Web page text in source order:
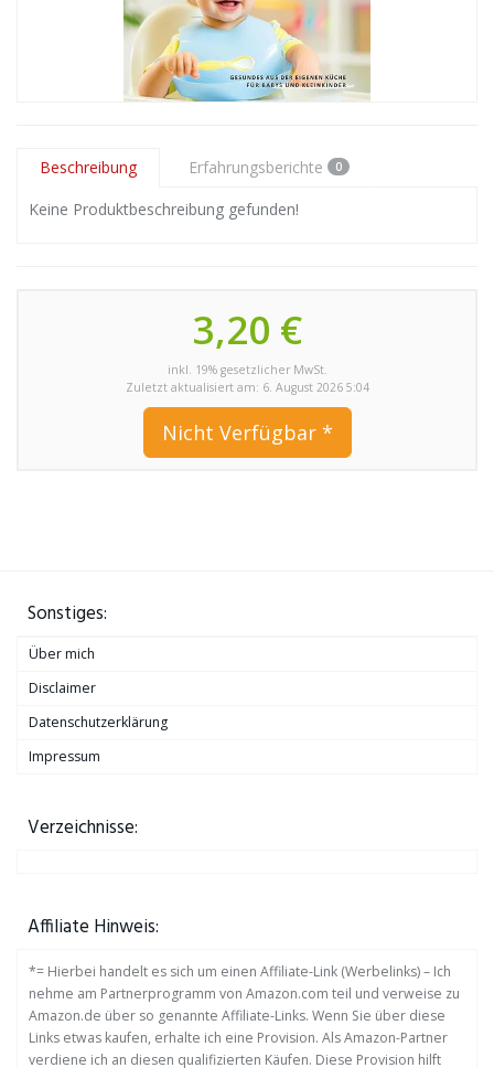
Beschreibung Erfahrungsberichte 0
Keine Produktbeschreibung gefunden!
3,20 €
inkl. 19% gesetzlicher MwSt.
Zuletzt aktualisiert am: 6. August 2026 5:04
Nicht Verfügbar *
Sonstiges:
Über mich
Disclaimer
Datenschutzerklärung
Impressum
Verzeichnisse:
Affiliate Hinweis:
*= Hierbei handelt es sich um einen Affiliate-Link (Werbelinks) – Ich
nehme am Partnerprogramm von Amazon.com teil und verweise zu
Amazon.de über so genannte Affiliate-Links. Wenn Sie über diese
Links etwas kaufen, erhalte ich eine Provision. Als Amazon-Partner
verdiene ich an diesen qualifizierten Käufen. Diese Provision hilft